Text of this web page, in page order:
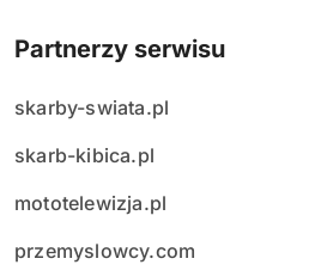
Partnerzy serwisu
skarby-swiata.pl
skarb-kibica.pl
mototelewizja.pl
przemyslowcy.com